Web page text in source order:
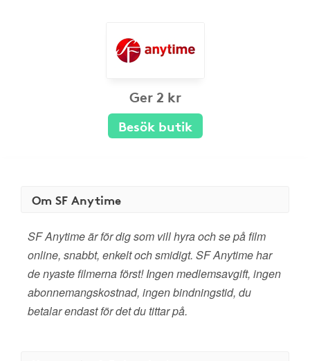
Ger 2 kr
Besök butik
Om SF Anytime
SF Anytime är för dig som vill hyra och se på film
online, snabbt, enkelt och smidigt. SF Anytime har
de nyaste filmerna först! Ingen medlemsavgift, ingen
abonnemangskostnad, ingen bindningstid, du
betalar endast för det du tittar på.